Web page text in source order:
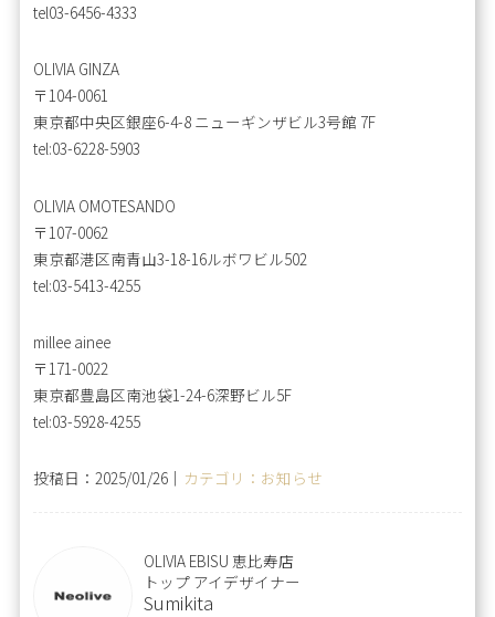
tel03-6456-4333
OLIVIA GINZA
〒104-0061
東京都中央区銀座6-4-8 ニューギンザビル3号館 7F
tel:03-6228-5903
OLIVIA OMOTESANDO
〒107-0062
東京都港区南青山3-18-16ルボワビル502
tel:03-5413-4255
millee ainee
〒171-0022
東京都豊島区南池袋1-24-6深野ビル5F
tel:03-5928-4255
投稿日：2025/01/26｜ カテゴリ：お知らせ
OLIVIA EBISU 恵比寿店
トップ アイデザイナー
Sumikita